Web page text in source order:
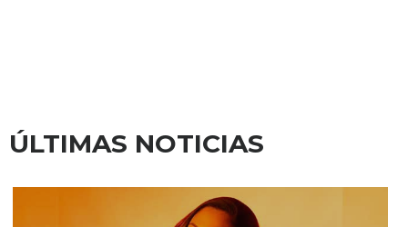
ÚLTIMAS NOTICIAS